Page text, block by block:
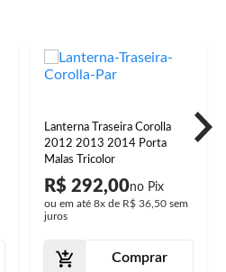
Lanterna Traseira Corolla
2012 2013 2014 Porta
Malas Tricolor
R$ 292,00
ou em até 8x de R$ 36,50 sem
juros
Comprar